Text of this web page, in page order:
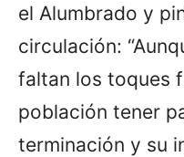
el Alumbrado y
circulación:
faltan los toques
población tener
terminación y su